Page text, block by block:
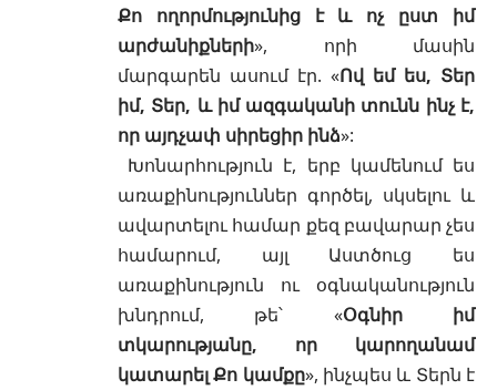
Քո ողորմությունից է և ոչ ըստ իմ
արժանիքների», որի մասին
մարգարեն ասում էր. «Ով եմ ես, Տեր
իմ, Տեր, և իմ ազգականի տունն ինչ է,
որ այդչափ սիրեցիր ինձ»:
Խոնարհություն է, երբ կամենում ես
առաքինություններ գործել, սկսելու և
ավարտելու համար քեզ բավարար չես
համարում, այլ Աստծուց ես
առաքինություն ու օգնականություն
խնդրում, թե՝ «Օգնիր իմ
տկարությանը, որ կարողանամ
կատարել Քո կամքը», ինչպես և Տերն է